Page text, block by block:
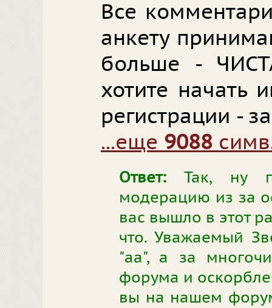
Все
анкету
больше -
хотите начать
регистрации -
...еще 9088
Ответ: Так, ну
модерацию из за
вас вышло в этот
что. Уважаемый
"аа", а за
форума и
вы на нашем